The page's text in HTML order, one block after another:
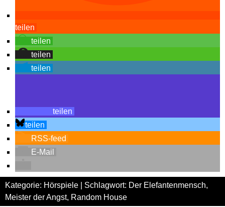
teilen
teilen
teilen
teilen
teilen
teilen
RSS-feed
E-Mail
Kategorie: Hörspiele | Schlagwort: Der Elefantenmensch,
Meister der Angst, Random House